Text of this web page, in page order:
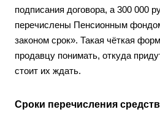
подписания договора, а 300 000
перечислены Пенсионным
законом срок». Такая чёткая
продавцу понимать, откуда
стоит их ждать.
Сроки перечисления